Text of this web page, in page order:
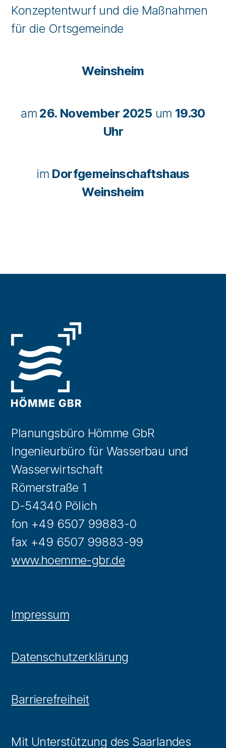
Konzeptentwurf und die Maßnahmen
für die Ortsgemeinde
Weinsheim
am 26. November 2025 um 19.30
Uhr
im Dorfgemeinschaftshaus
Weinsheim
Planungsbüro Hömme GbR
Ingenieurbüro für Wasserbau und
Wasserwirtschaft
Römerstraße 1
D-54340 Pölich
fon +49 6507 99883-0
fax +49 6507 99883-99
www.hoemme-gbr.de
Impressum
Datenschutzerklärung
Barrierefreiheit
Mit Unterstützung des Saarlandes